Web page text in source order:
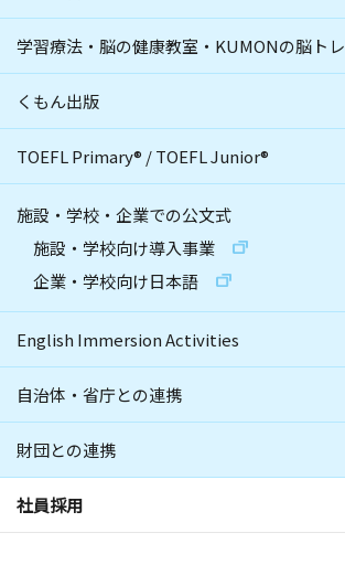
学習療法・脳の健康教室・KUMONの脳トレ
くもん出版
TOEFL Primary® /TOEFL Junior®
施設・学校・企業での公文式
施設・学校向け導入事業
企業・学校向け日本語
English Immersion Activities
自治体・省庁との連携
財団との連携
社員採用